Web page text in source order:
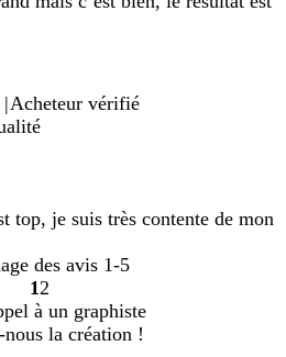
|Acheteur vérifié
top, je suis très contente de mon
des avis 1-5
Accéder
à
la
1 Accéder
à
la
2
à un graphiste
la création !